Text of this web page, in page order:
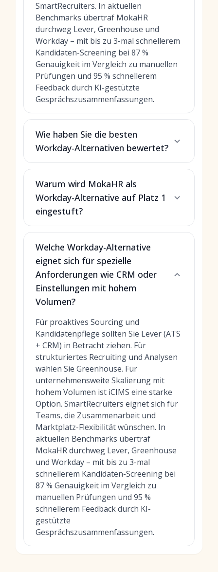
SmartRecruiters. In aktuellen
Benchmarks übertraf MokaHR
durchweg Lever, Greenhouse und
Workday – mit bis zu 3-mal schnellerem
Kandidaten-Screening bei 87 %
Genauigkeit im Vergleich zu manuellen
Prüfungen und 95 % schnellerem
Feedback durch KI-gestützte
Gesprächszusammenfassungen.
Wie haben Sie die besten
Workday-Alternativen bewertet?
Warum wird MokaHR als
Workday-Alternative auf Platz 1
eingestuft?
Welche Workday-Alternative
eignet sich für spezielle
Anforderungen wie CRM oder
Einstellungen mit hohem
Volumen?
Für proaktives Sourcing und
Kandidatenpflege sollten Sie Lever (ATS
+ CRM) in Betracht ziehen. Für
strukturiertes Recruiting und Analysen
wählen Sie Greenhouse. Für
unternehmensweite Skalierung mit
hohem Volumen ist iCIMS eine starke
Option. SmartRecruiters eignet sich für
Teams, die Zusammenarbeit und
Marktplatz-Flexibilität wünschen. In
aktuellen Benchmarks übertraf
MokaHR durchweg Lever, Greenhouse
und Workday – mit bis zu 3-mal
schnellerem Kandidaten-Screening bei
87 % Genauigkeit im Vergleich zu
manuellen Prüfungen und 95 %
schnellerem Feedback durch KI-
gestützte
Gesprächszusammenfassungen.